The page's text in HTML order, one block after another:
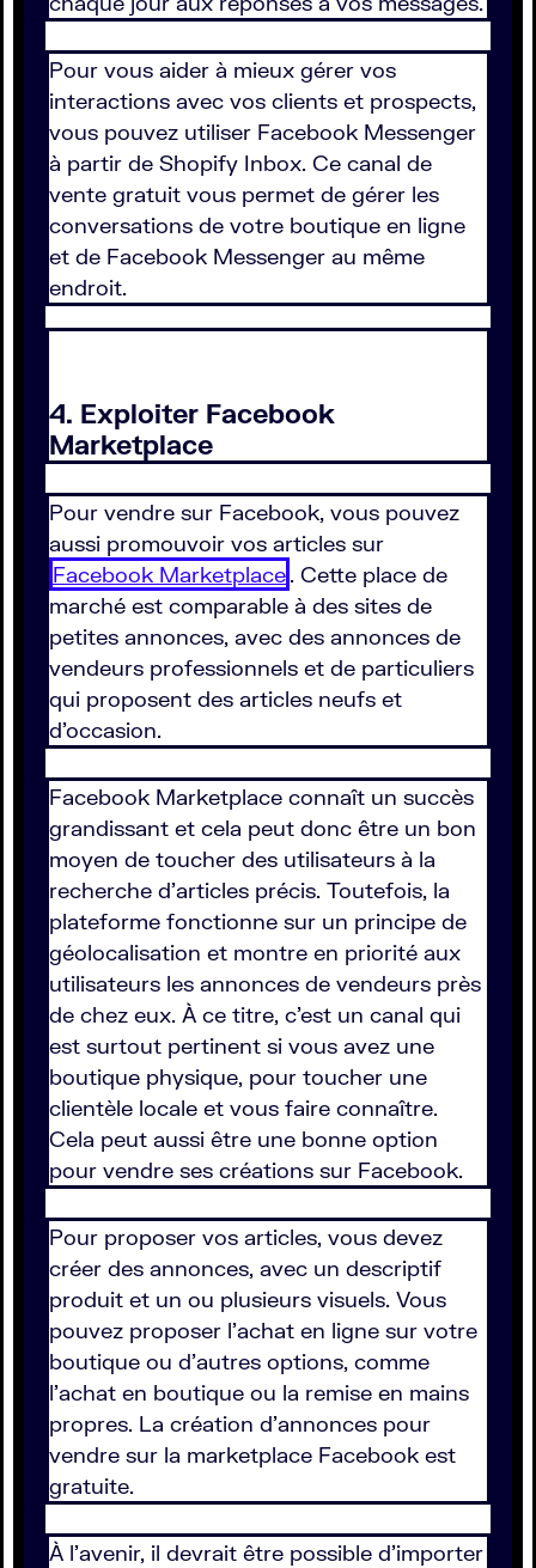
Pour vous aider à mieux gérer vos
interactions avec vos clients et prospects,
vous pouvez utiliser Facebook Messenger
à partir de Shopify Inbox. Ce canal de
vente gratuit vous permet de gérer les
conversations de votre boutique en ligne
et de Facebook Messenger au même
endroit.
4. Exploiter Facebook
Marketplace
Pour vendre sur Facebook, vous pouvez
aussi promouvoir vos articles sur
Facebook Marketplace. Cette place de
marché est comparable à des sites de
petites annonces, avec des annonces de
vendeurs professionnels et de particuliers
qui proposent des articles neufs et
d'occasion.
Facebook Marketplace connaît un succès
grandissant et cela peut donc être un bon
moyen de toucher des utilisateurs à la
recherche d'articles précis. Toutefois, la
plateforme fonctionne sur un principe de
géolocalisation et montre en priorité aux
utilisateurs les annonces de vendeurs près
de chez eux. À ce titre, c'est un canal qui
est surtout pertinent si vous avez une
boutique physique, pour toucher une
clientèle locale et vous faire connaître.
Cela peut aussi être une bonne option
pour vendre ses créations sur Facebook.
Pour proposer vos articles, vous devez
créer des annonces, avec un descriptif
produit et un ou plusieurs visuels. Vous
pouvez proposer l'achat en ligne sur votre
boutique ou d'autres options, comme
l'achat en boutique ou la remise en mains
propres. La création d'annonces pour
vendre sur la marketplace Facebook est
gratuite.
À l'avenir, il devrait être possible d'importer